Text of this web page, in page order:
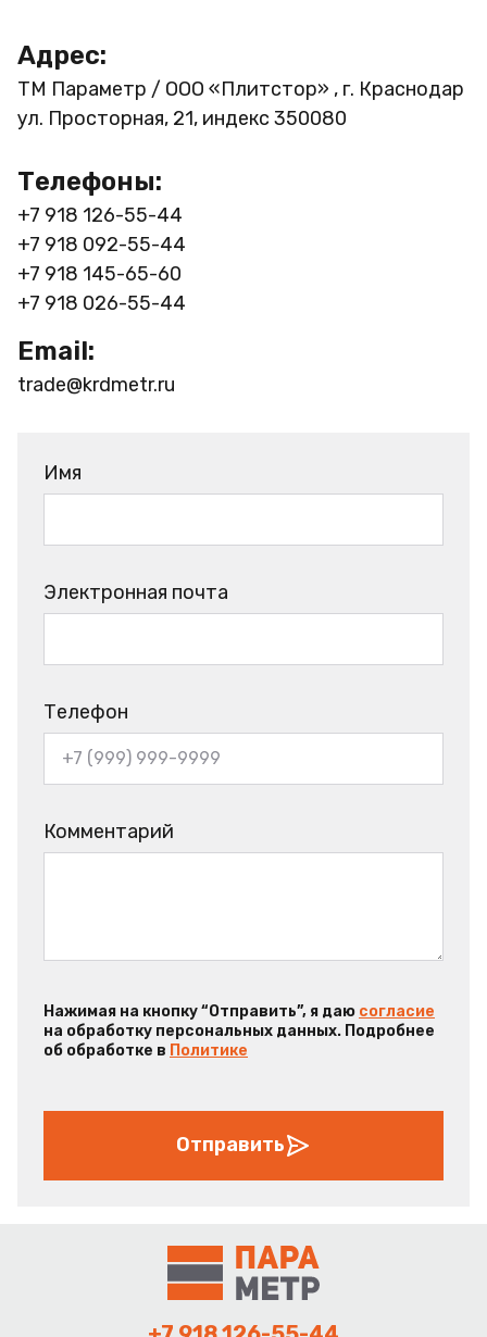
Адрес:
ТМ Параметр / ООО «Плитстор» , г. Краснодар
ул. Просторная, 21, индекс 350080
Телефоны:
+7 918 126-55-44
+7 918 092-55-44
+7 918 145-65-60
+7 918 026-55-44
Email:
trade@krdmetr.ru
Имя
Электронная почта
Телефон
Комментарий
Нажимая на кнопку “Отправить”, я даю согласие
на обработку персональных данных. Подробнее
об обработке в Политике
Отправить